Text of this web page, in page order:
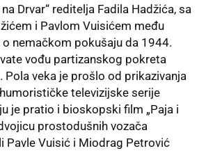
Drvar“ reditelja Fadila Hadžića, sa
i Pavlom Vuisićem među
nemačkom pokušaju da 1944.
vođu partizanskog pokreta
Pola veka je prošlo od prikazivanja
televizijske serije
je pratio i bioskopski film „Paja i
prostodušnih vozača
Pavle Vuisić i Miodrag Petrović